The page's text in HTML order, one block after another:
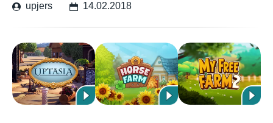
upjers 14.02.2018